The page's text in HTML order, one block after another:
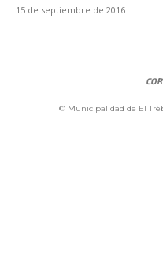
15 de septiembre de 2016
© Municipalidad de El